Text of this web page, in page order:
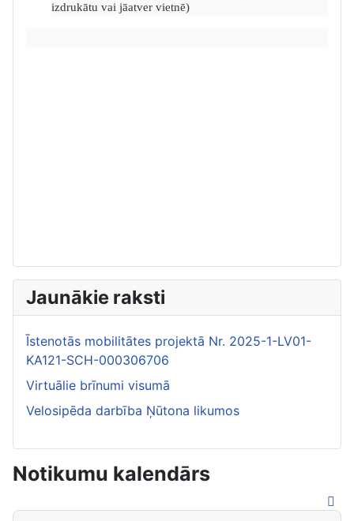
izdrukātu vai jāatver vietnē)
Jaunākie raksti
Īstenotās mobilitātes projektā Nr. 2025-1-LV01-
KA121-SCH-000306706
Virtuālie brīnumi visumā
Velosipēda darbība Ņūtona likumos
Notikumu kalendārs